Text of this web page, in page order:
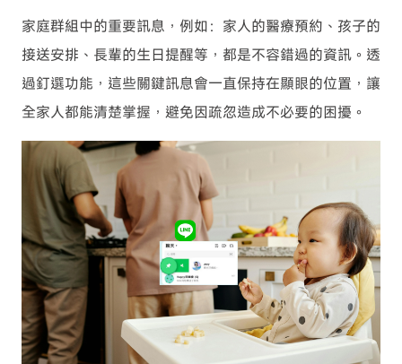
家庭群組中的重要訊息，例如：家人的醫療預約、孩子的
接送安排、長輩的生日提醒等，都是不容錯過的資訊。透
過釘選功能，這些關鍵訊息會一直保持在顯眼的位置，讓
全家人都能清楚掌握，避免因疏忽造成不必要的困擾。